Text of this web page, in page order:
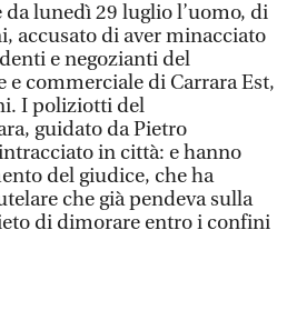
da lunedì 29 luglio l’uomo, di
accusato di aver minacciato
e negozianti del
e commerciale di Carrara Est,
I poliziotti del
guidato da Pietro
in città: e hanno
del giudice, che ha
che già pendeva sulla
di dimorare entro i confini